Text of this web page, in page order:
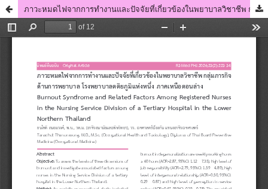
ภาวะหมดไฟจากการทำงานและปัจจัยที่เกี่ยวข้องในพยาบาลวิชาชีพ กลุ่มภารกิจด้านการพยาบาล โรงพยาบาลตติยภูมิแห่งหนึ่ง ภาคเหนือตอนล่าง